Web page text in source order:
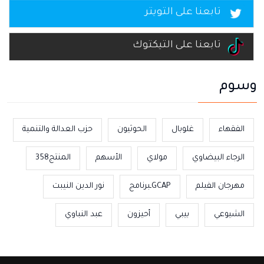
تابعنا على التويتر
تابعنا على التيكتوك
وسوم
الفقهاء غلوبال الحوثيون حزب العدالة والتنمية
الرجاء البيضاوي مولاي الأسهم المنتج358
مهرجان الفيلم GCAPـبرنامج نور الدين النيبت
الشيوعي بيبي أحيزون عبد النباوي